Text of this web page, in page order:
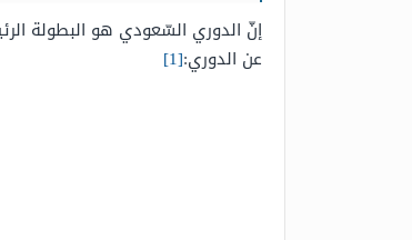
إنّ الدوري السّعودي هو البطولة
عن الدوري:[1]